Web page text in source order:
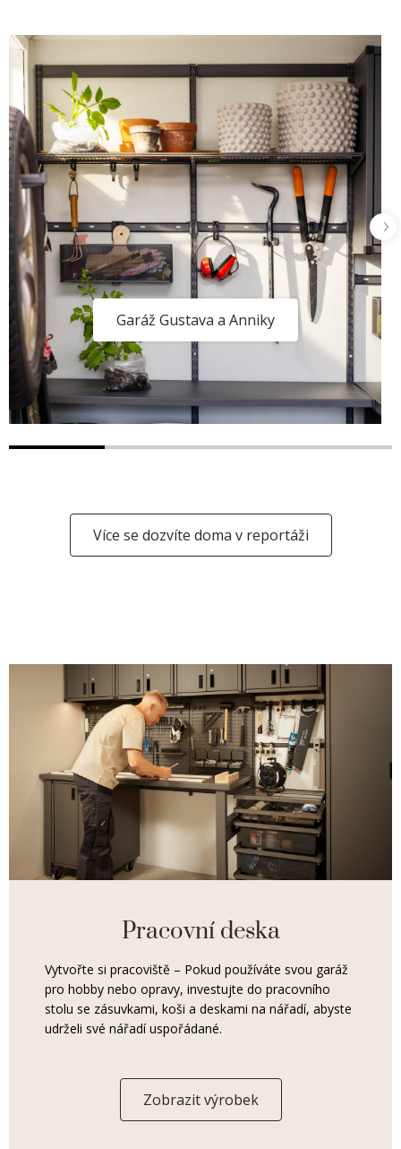
Garáž Gustava a Anniky
Více se dozvíte doma v reportáži
Pracovní deska
Vytvořte si pracoviště – Pokud používáte svou garáž
pro hobby nebo opravy, investujte do pracovního
stolu se zásuvkami, koši a deskami na nářadí, abyste
udrželi své nářadí uspořádané.
Zobrazit výrobek